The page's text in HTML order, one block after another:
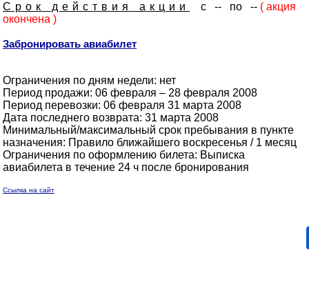
Срок действия акции с -- по -- ( акция
окончена )
Забронировать авиабилет
Ограничения по дням недели: нет
Период продажи: 06 февраля – 28 февраля 2008
Период перевозки: 06 февраля 31 марта 2008
Дата последнего возврата: 31 марта 2008
Минимальный/максимальный срок пребывания в пункте
назначения: Правило ближайшего воскресенья / 1 месяц
Ограничения по оформлению билета: Выписка
авиабилета в течение 24 ч после бронирования
Ссылка на сайт